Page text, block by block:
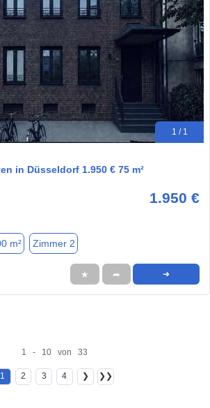
1 / 1
in Düsseldorf 1.950 € 75 m²
1.950 €
m² Zimmer 2
★ ➦ ➜
1 - 10 von 33
1 2 3 4 ❯ ❯❯